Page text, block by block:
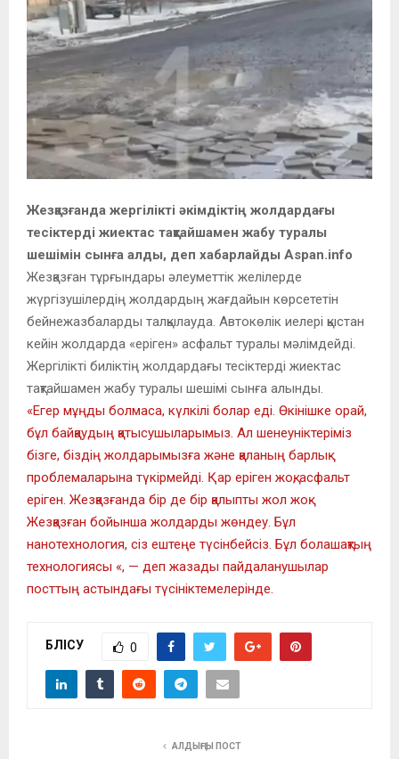
Жезқазғанда жергілікті әкімдіктің жолдардағы
тесіктерді жиектас тақтайшамен жабу туралы
шешімін сынға алды, деп хабарлайды Aspan.info
Жезқазған тұрғындары әлеуметтік желілерде
жүргізушілердің жолдардың жағдайын көрсететін
бейнежазбаларды талқылауда. Автокөлік иелері қыстан
кейін жолдарда «еріген» асфальт туралы мәлімдейді.
Жергілікті биліктің жолдардағы тесіктерді жиектас
тақтайшамен жабу туралы шешімі сынға алынды.
«Егер мұңды болмаса, күлкілі болар еді. Өкінішке орай,
бұл байқаудың қатысушыларымыз. Ал шенеуніктеріміз
бізге, біздің жолдарымызға және қаланың барлық
проблемаларына түкірмейді. Қар еріген жоқ, асфальт
еріген. Жезқазғанда бір де бір қалыпты жол жоқ.
Жезқазған бойынша жолдарды жөндеу. Бұл
нанотехнология, сіз ештеңе түсінбейсіз. Бұл болашақтың
технологиясы «, — деп жазады пайдаланушылар
посттың астындағы түсініктемелерінде.
БӨЛІСУ 0
АЛДЫҢҒЫ ПОСТ